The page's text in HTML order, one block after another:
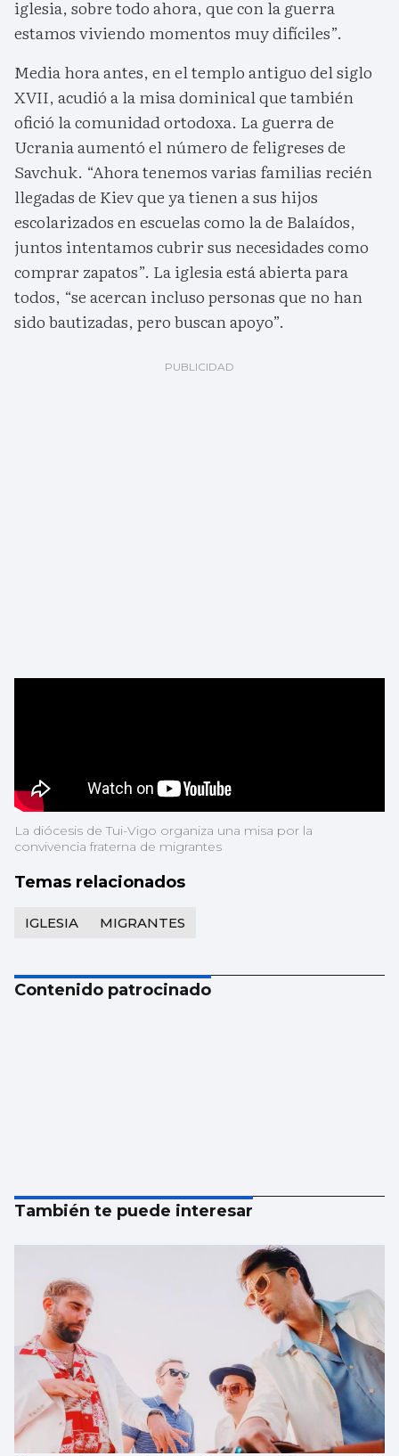
iglesia, sobre todo ahora, que con la guerra
estamos viviendo momentos muy difíciles”.
Media hora antes, en el templo antiguo del siglo
XVII, acudió a la misa dominical que también
ofició la comunidad ortodoxa. La guerra de
Ucrania aumentó el número de feligreses de
Savchuk. “Ahora tenemos varias familias recién
llegadas de Kiev que ya tienen a sus hijos
escolarizados en escuelas como la de Balaídos,
juntos intentamos cubrir sus necesidades como
comprar zapatos”. La iglesia está abierta para
todos, “se acercan incluso personas que no han
sido bautizadas, pero buscan apoyo”.
La diócesis de Tui-Vigo organiza una misa por la
convivencia fraterna de migrantes
Temas relacionados
IGLESIA MIGRANTES
Contenido patrocinado
También te puede interesar